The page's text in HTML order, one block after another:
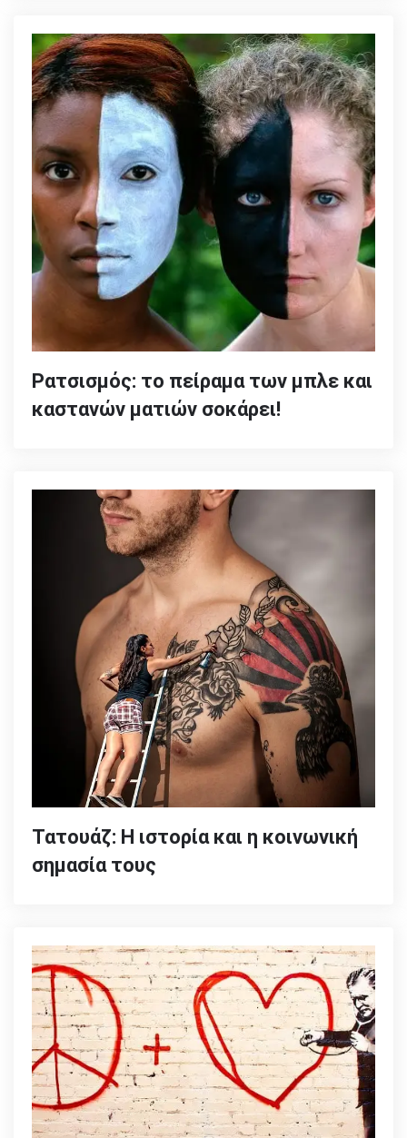
Ρατσισμός: το πείραμα των μπλε και
καστανών ματιών σοκάρει!
Τατουάζ: Η ιστορία και η κοινωνική
σημασία τους